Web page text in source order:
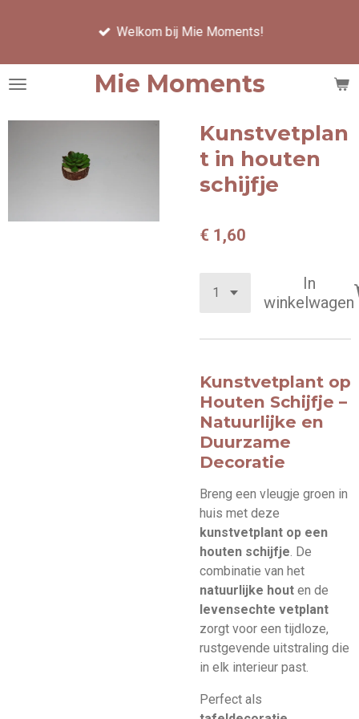
hoofdinhoud
Mie Moments
Welkom bij Mie Moments!
Kunstvetplan
t in houten
schijfje
€ 1,60
In
winkelwagen
Kunstvetplant op
Houten Schijfje –
Natuurlijke en
Duurzame
Decoratie
Breng een vleugje groen in
huis met deze
kunstvetplant op een
houten schijfje. De
combinatie van het
natuurlijke hout en de
levensechte vetplant
zorgt voor een tijdloze,
rustgevende uitstraling die
in elk interieur past.
Perfect als